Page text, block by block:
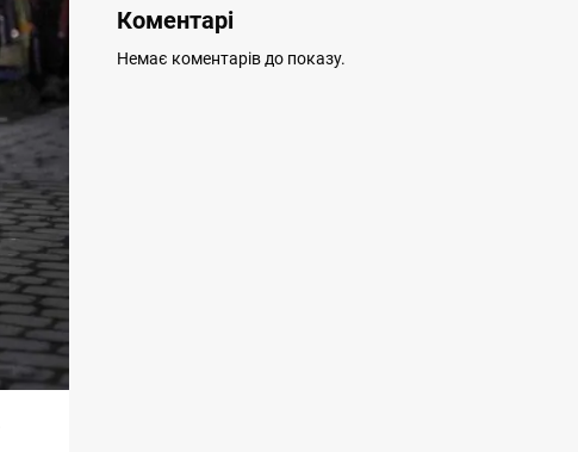
Коментарі
Немає коментарів до показу.